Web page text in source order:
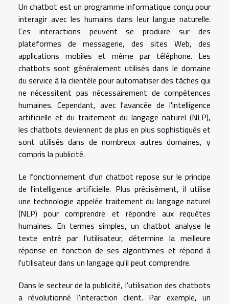
Un chatbot est un programme informatique conçu pour
interagir avec les humains dans leur langue naturelle.
Ces interactions peuvent se produire sur des
plateformes de messagerie, des sites Web, des
applications mobiles et même par téléphone. Les
chatbots sont généralement utilisés dans le domaine
du service à la clientèle pour automatiser des tâches qui
ne nécessitent pas nécessairement de compétences
humaines. Cependant, avec l'avancée de l'intelligence
artificielle et du traitement du langage naturel (NLP),
les chatbots deviennent de plus en plus sophistiqués et
sont utilisés dans de nombreux autres domaines, y
compris la publicité.
Le fonctionnement d'un chatbot repose sur le principe
de l'intelligence artificielle. Plus précisément, il utilise
une technologie appelée traitement du langage naturel
(NLP) pour comprendre et répondre aux requêtes
humaines. En termes simples, un chatbot analyse le
texte entré par l'utilisateur, détermine la meilleure
réponse en fonction de ses algorithmes et répond à
l'utilisateur dans un langage qu'il peut comprendre.
Dans le secteur de la publicité, l'utilisation des chatbots
a révolutionné l'interaction client. Par exemple, un